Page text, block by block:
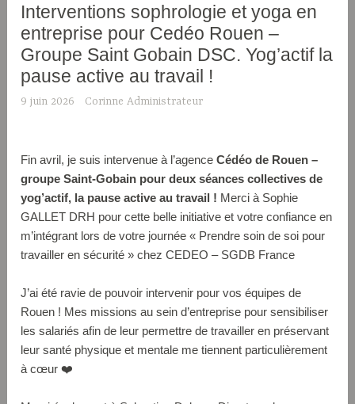
Interventions sophrologie et yoga en
entreprise pour Cedéo Rouen –
Groupe Saint Gobain DSC. Yog’actif la
pause active au travail !
9 juin 2026 Corinne Administrateur
Fin avril, je suis intervenue à l’agenceCédéo de Rouen –
groupe Saint-Gobain pour deux séances collectives de
yog’actif, la pause active au travail ! Merci à Sophie
GALLET DRH pour cette belle initiative et votre confiance en
m’intégrant lors de votre journée « Prendre soin de soi pour
travailler en sécurité » chez CEDEO – SGDB France
J’ai été ravie de pouvoir intervenir pour vos équipes de
Rouen ! Mes missions au sein d’entreprise pour sensibiliser
les salariés afin de leur permettre de travailler en préservant
leur santé physique et mentale me tiennent particulièrement
à cœur ❤️